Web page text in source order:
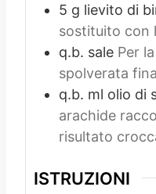
5 g lievito di
sostituito con
q.b. sale Per
spolverata
q.b. ml olio di
arachide
risultato
ISTRUZIONI